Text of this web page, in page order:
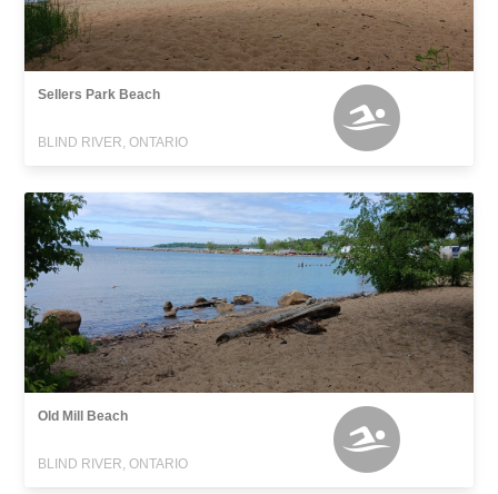
Sellers Park Beach
BLIND RIVER, ONTARIO
Old Mill Beach
BLIND RIVER, ONTARIO